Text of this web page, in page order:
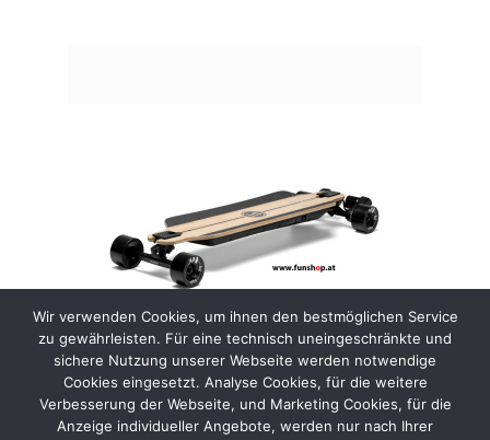
Wir verwenden Cookies, um ihnen den bestmöglichen Service
zu gewährleisten. Für eine technisch uneingeschränkte und
sichere Nutzung unserer Webseite werden notwendige
Cookies eingesetzt. Analyse Cookies, für die weitere
Verbesserung der Webseite, und Marketing Cookies, für die
Anzeige individueller Angebote, werden nur nach Ihrer